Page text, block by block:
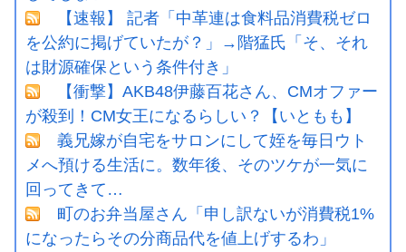
【速報】 記者「中革連は食料品消費税ゼロ
を公約に掲げていたが？」→階猛氏「そ、それ
は財源確保という条件付き」
【衝撃】AKB48伊藤百花さん、CMオファー
が殺到！CM女王になるらしい？【いともも】
義兄嫁が自宅をサロンにして姪を毎日ウト
メへ預ける生活に。数年後、そのツケが一気に
回ってきて…
町のお弁当屋さん「申し訳ないが消費税1%
になったらその分商品代を値上げするわ」